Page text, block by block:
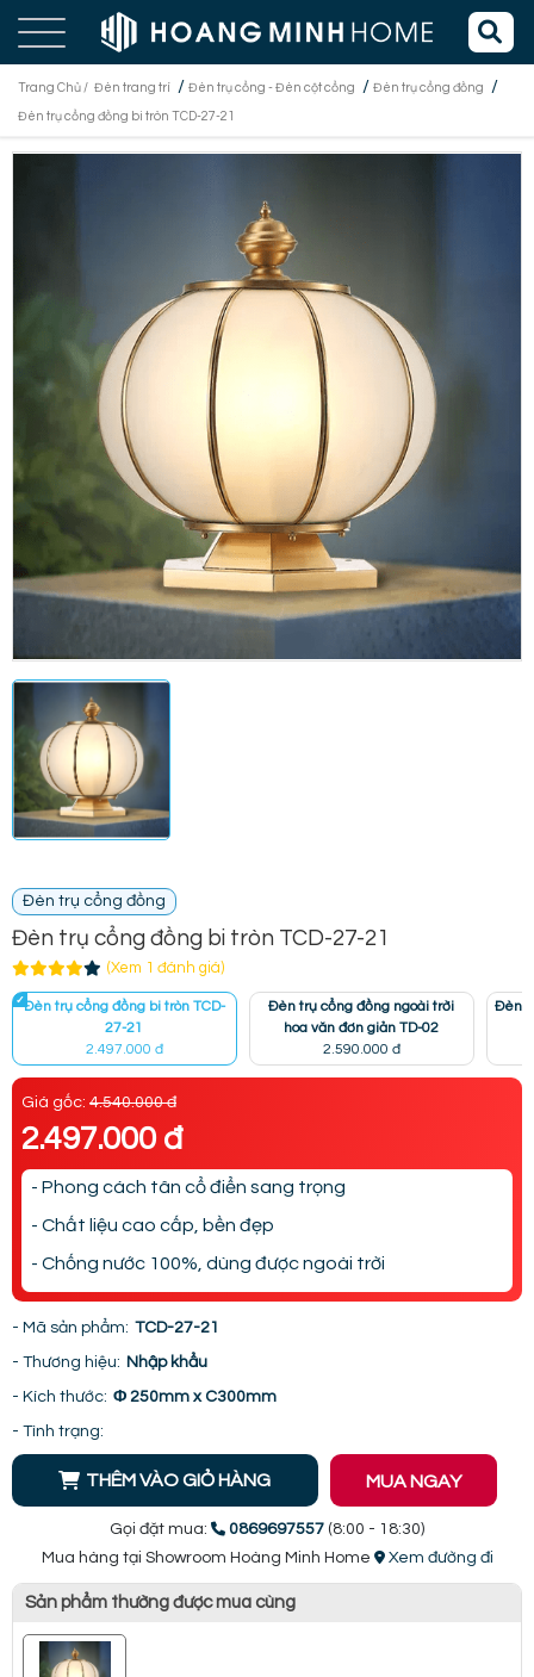
Trang Chủ / Đèn trang trí / Đèn trụ cổng - Đèn cột cổng / Đèn trụ cổng đồng /
Đèn trụ cổng đồng bi tròn TCD-27-21
Đèn trụ cổng đồng
Đèn trụ cổng đồng bi tròn TCD-27-21
(Xem 1 đánh giá)
Đèn trụ cổng đồng bi tròn TCD-
27-21
2.497.000 đ
Đèn trụ cổng đồng ngoài trời
hoa văn đơn giản TD-02
2.590.000 đ
Đèn
Giá gốc: 4.540.000 đ
2.497.000 đ
- Phong cách tân cổ điển sang trọng
- Chất liệu cao cấp, bền đẹp
- Chống nước 100%, dùng được ngoài trời
- Mã sản phẩm: TCD-27-21
- Thương hiệu: Nhập khẩu
- Kích thước: Φ 250mm x C300mm
- Tình trạng:
THÊM VÀO GIỎ HÀNG MUA NGAY
Gọi đặt mua: 0869697557 (8:00 - 18:30)
Mua hàng tại Showroom Hoàng Minh Home
Xem đường đi
Sản phẩm thường được mua cùng